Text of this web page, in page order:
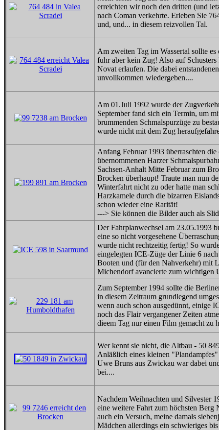
erreichten wir noch den dritten (und
nach Coman verkehrte. Erleben Sie
und, und... in diesem reizvollen Tal.
Am zweiten Tag im Wassertal sollte
fuhr aber kein Zug! Also auf Schusters
Novat erlaufen. Die dabei
unvollkommen wiedergeben....
Am 01.Juli 1992 wurde der
September fand sich ein Termin, um
brummenden Schmalspurzüge zu
wurde nicht mit dem Zug
Anfang Februar 1993 überraschten
übernommenen Harzer
Sachsen-Anhalt Mitte Februar zum
Brocken überhaupt! Traute man nun
Winterfahrt nicht zu oder hatte man
Harzkamele durch die bizarren
schon wieder eine Rarität!
---> Sie können die Bilder auch als
Der Fahrplanwechsel am 23.05.1993
eine so nicht vorgesehene
wurde nicht rechtzeitig fertig! So
eingelegten ICE-Züge der Linie 6
Booten und (für den Nahverkehr) mit
Michendorf avancierte zum wichtigen
Zum September 1994 sollte die
in diesem Zeitraum grundlegend
wenn auch schon ausgedünnt, einige
noch das Flair vergangener Zeiten
dieem Tag nur einen Film gemacht zu
Wer kennt sie nicht, die Altbau - 50
Anläßlich eines kleinen
Uwe Bruns aus Zwickau war dabei
bei....
Nachdem Weihnachten und Silvester
eine weitere Fahrt zum höchsten Berg
auch ein Versuch, meine damals
Mädchen allerdings ein schwieriges